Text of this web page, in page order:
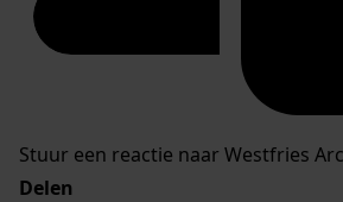
Stuur een reactie naar Westfries
Delen